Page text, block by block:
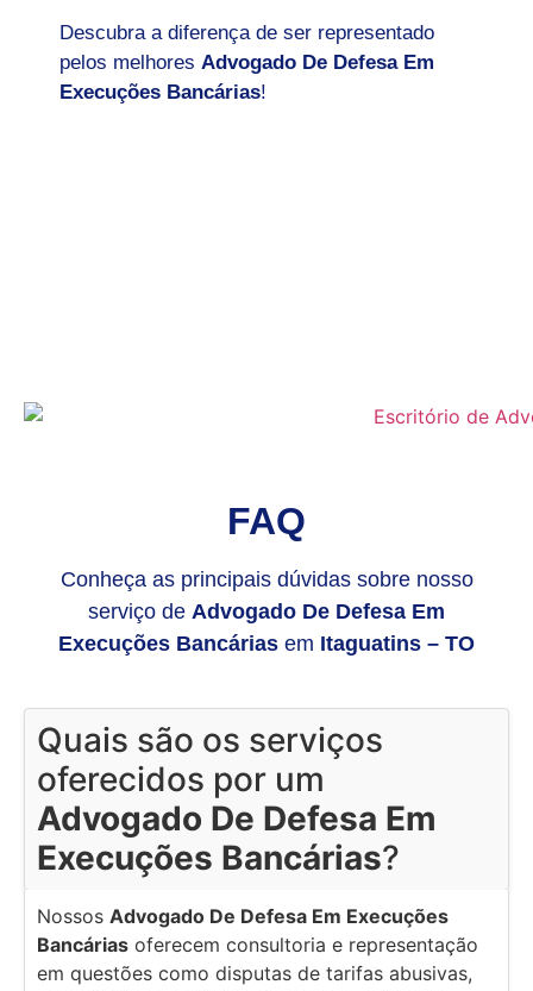
Descubra a diferença de ser representado
pelos melhores Advogado De Defesa Em
Execuções Bancárias!
FAQ
Conheça as principais dúvidas sobre nosso
serviço de Advogado De Defesa Em
Execuções Bancárias em Itaguatins – TO
Quais são os serviços
oferecidos por um
Advogado De Defesa Em
Execuções Bancárias?
Nossos Advogado De Defesa Em Execuções
Bancárias oferecem consultoria e representação
em questões como disputas de tarifas abusivas,